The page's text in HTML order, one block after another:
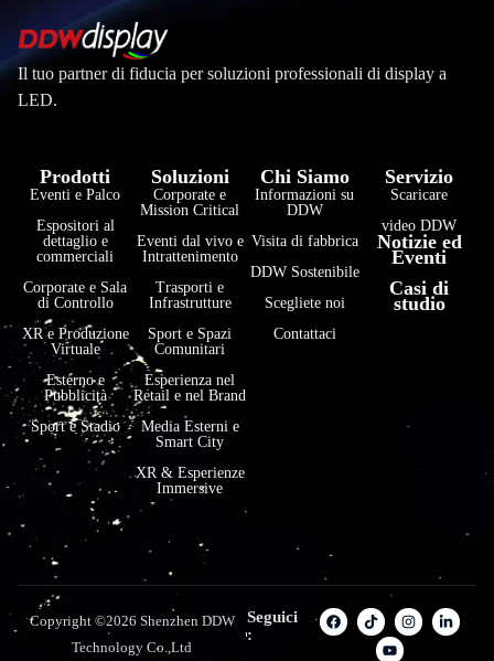
Il tuo partner di fiducia per soluzioni professionali di display a
LED.
Prodotti
Eventi e Palco
Espositori al
dettaglio e
commerciali
Corporate e Sala
di Controllo
XR e Produzione
Virtuale
Esterno e
Pubblicità
Sport e Stadio
Soluzioni
Corporate e
Mission Critical
Eventi dal vivo e
Intrattenimento
Trasporti e
Infrastrutture
Sport e Spazi
Comunitari
Esperienza nel
Retail e nel Brand
Media Esterni e
Smart City
XR & Esperienze
Immersive
Chi Siamo
Informazioni su
DDW
Visita di fabbrica
DDW Sostenibile
Scegliete noi
Contattaci
Servizio
Scaricare
video DDW
Notizie ed
Eventi
Casi di
studio
Copyright ©2026 Shenzhen DDW
Technology Co.,Ltd
Seguici
: